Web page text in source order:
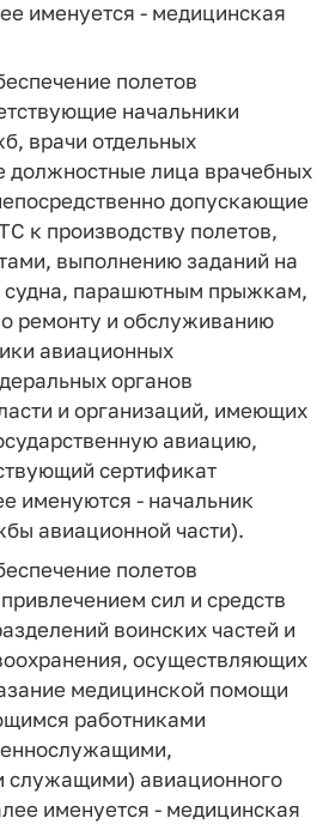
именуется - медицинская
полетов
начальники
врачи отдельных
должностные лица врачебных
допускающие
к производству полетов,
выполнению заданий на
судна, парашютным прыжкам,
ремонту и обслуживанию
авиационных
органов
и организаций, имеющих
авиацию,
сертификат
именуются - начальник
авиационной части).
полетов
сил и средств
воинских частей и
осуществляющих
медицинской помощи
работниками
служащими) авиационного
именуется - медицинская